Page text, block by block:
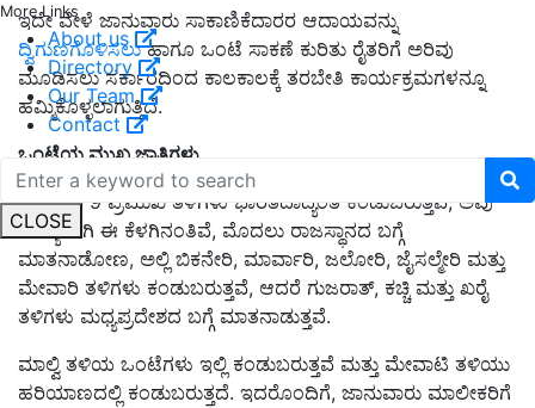
More Links
About us
Directory
Our Team
Contact
CLOSE
ಇದೇ ವೇಳೆ ಜಾನುವಾರು ಸಾಕಾಣಿಕೆದಾರರ ಆದಾಯವನ್ನು
ದ್ವಿಗುಣಗೊಳಿಸಲುಹಾಗೂ ಒಂಟೆ ಸಾಕಣೆ ಕುರಿತು ರೈತರಿಗೆ ಅರಿವು
ಮೂಡಿಸಲು ಸರ್ಕಾರದಿಂದ ಕಾಲಕಾಲಕ್ಕೆ ತರಬೇತಿ ಕಾರ್ಯಕ್ರಮಗಳನ್ನೂ
ಹಮ್ಮಿಕೊಳ್ಳಲಾಗುತ್ತಿದೆ.
ಒಂಟೆಯ ಮುಖ್ಯ ಜಾತಿಗಳು
ಒಂಟೆಯ 9 ಪ್ರಮುಖ ತಳಿಗಳು ಭಾರತದಾದ್ಯಂತ ಕಂಡುಬರುತ್ತವೆ, ಅವು
ಮುಖ್ಯವಾಗಿ ಈ ಕೆಳಗಿನಂತಿವೆ, ಮೊದಲು ರಾಜಸ್ಥಾನದ ಬಗ್ಗೆ
ಮಾತನಾಡೋಣ, ಅಲ್ಲಿ ಬಿಕನೇರಿ, ಮಾರ್ವಾರಿ, ಜಲೋರಿ, ಜೈಸಲ್ಮೇರಿ ಮತ್ತು
ಮೇವಾರಿ ತಳಿಗಳು ಕಂಡುಬರುತ್ತವೆ, ಆದರೆ ಗುಜರಾತ್, ಕಚ್ಚಿ ಮತ್ತು ಖರೈ
ತಳಿಗಳು ಮಧ್ಯಪ್ರದೇಶದ ಬಗ್ಗೆ ಮಾತನಾಡುತ್ತವೆ.
ಮಾಲ್ವಿ ತಳಿಯ ಒಂಟೆಗಳು ಇಲ್ಲಿ ಕಂಡುಬರುತ್ತವೆ ಮತ್ತು ಮೇವಾಟಿ ತಳಿಯು
ಹರಿಯಾಣದಲ್ಲಿ ಕಂಡುಬರುತ್ತದೆ. ಇದರೊಂದಿಗೆ, ಜಾನುವಾರು ಮಾಲೀಕರಿಗೆ